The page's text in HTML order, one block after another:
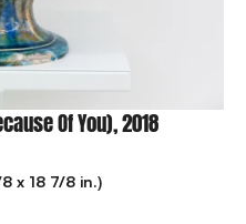
Of You), 2018
x 18 7/8 in.)